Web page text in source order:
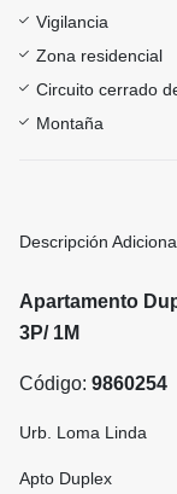
Vigilancia
Zona residencial
Circuito cerrado
Montaña
Descripción
Apartamento
3P/ 1M
Código: 9860254
Urb. Loma Linda
Apto Duplex